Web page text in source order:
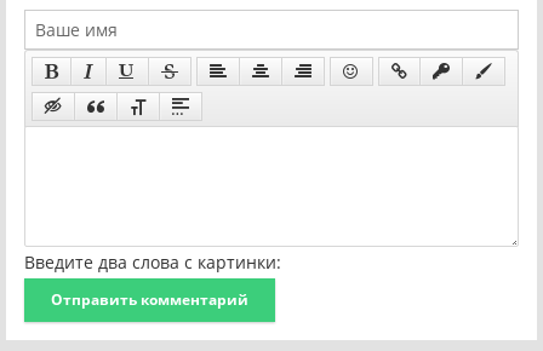
Введите два слова с картинки:
Отправить комментарий